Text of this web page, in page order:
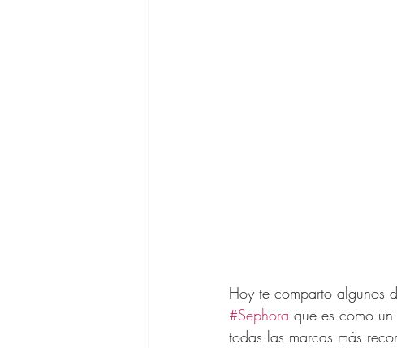
Bolsos de
Hoy te comparto algunos
#Sephora que es como un
todas las marcas más